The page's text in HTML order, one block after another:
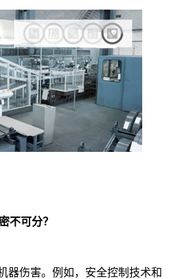
不可分？
器伤害。例如，安全控制技术和